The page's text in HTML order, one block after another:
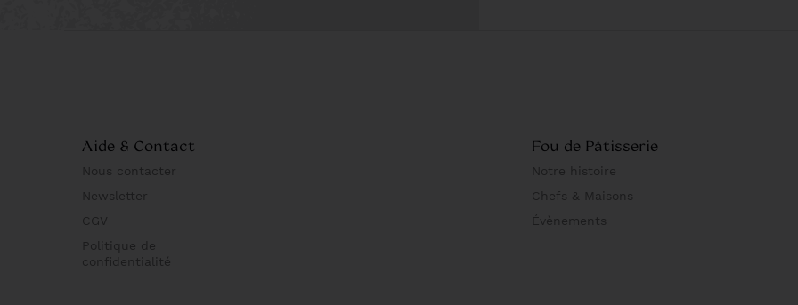
Aide & Contact
Nous contacter
Newsletter
CGV
Politique de
confidentialité
Fou de Pâtisserie
Notre histoire
Chefs & Maisons
Évènements